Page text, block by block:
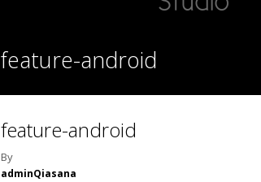
feature-android
feature-android
By
adminQiasana